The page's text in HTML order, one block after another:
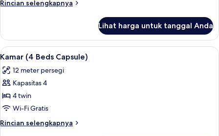
Capsule)
Rincian selengkapnya
Rincian
Kamar
(2
Single
Capsule)
Lihat harga untuk tanggal Anda
Lihat
semua
foto
untuk
Kamar
(4
Beds
Capsule)
Brankas, meja kerja, kedap suara,
5
Kamar (4 Beds Capsule)
12 meter persegi
Kapasitas 4
4 twin
Wi-Fi Gratis
Rincian selengkapnya
Rincian